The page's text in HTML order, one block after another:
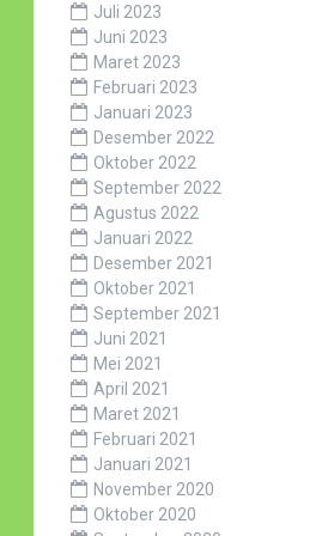
Juli 2023
Juni 2023
Maret 2023
Februari 2023
Januari 2023
Desember 2022
Oktober 2022
September 2022
Agustus 2022
Januari 2022
Desember 2021
Oktober 2021
September 2021
Juni 2021
Mei 2021
April 2021
Maret 2021
Februari 2021
Januari 2021
November 2020
Oktober 2020